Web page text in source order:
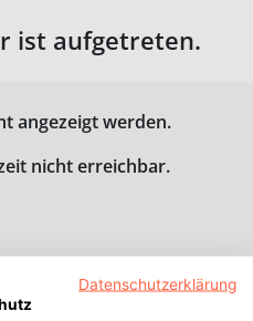
ist aufgetreten.
angezeigt werden.
nicht erreichbar.
Datenschutzerklärung